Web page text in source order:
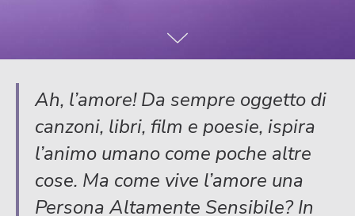
Ah, l’amore! Da sempre oggetto di
canzoni, libri, film e poesie, ispira
l’animo umano come poche altre
cose. Ma come vive l’amore una
Persona Altamente Sensibile? In